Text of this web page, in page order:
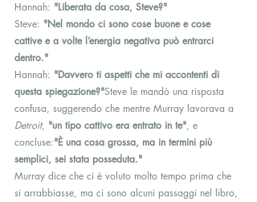
Hannah: "Liberata da cosa, Steve?"
Steve: "Nel mondo ci sono cose buone e cose
cattive e a volte l’energia negativa può entrarci
dentro."
Hannah: "Davvero ti aspetti che mi accontenti di
questa spiegazione?"Steve le mandò una risposta
confusa, suggerendo che mentre Murray lavorava a
Detroit, "un tipo cattivo era entrato in te", e
concluse:"È una cosa grossa, ma in termini più
semplici, sei stata posseduta."
Murray dice che ci è voluto molto tempo prima che
si arrabbiasse, ma ci sono alcuni passaggi nel libro,